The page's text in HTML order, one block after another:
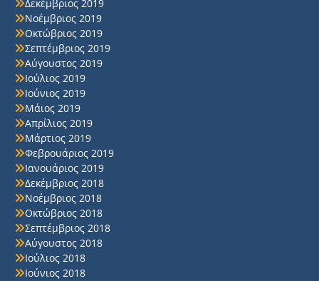
Δεκέμβριος 2019
Νοέμβριος 2019
Οκτώβριος 2019
Σεπτέμβριος 2019
Αύγουστος 2019
Ιούλιος 2019
Ιούνιος 2019
Μάιος 2019
Απρίλιος 2019
Μάρτιος 2019
Φεβρουάριος 2019
Ιανουάριος 2019
Δεκέμβριος 2018
Νοέμβριος 2018
Οκτώβριος 2018
Σεπτέμβριος 2018
Αύγουστος 2018
Ιούλιος 2018
Ιούνιος 2018